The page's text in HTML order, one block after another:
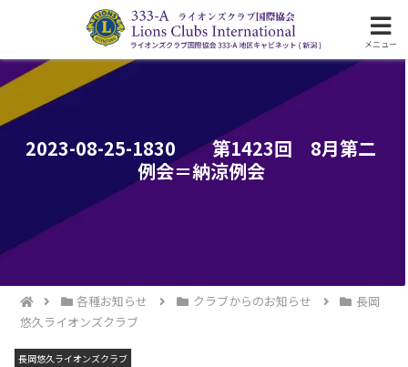
ライオンズクラブ国際協会333-A地区の活動
2023-08-25-1830 第1423回 8月第二
例会＝納涼例会
各種お知らせ クラブからのお知らせ
長岡
悠久ライオンズクラブ
長岡悠久ライオンズクラブ
メニュー